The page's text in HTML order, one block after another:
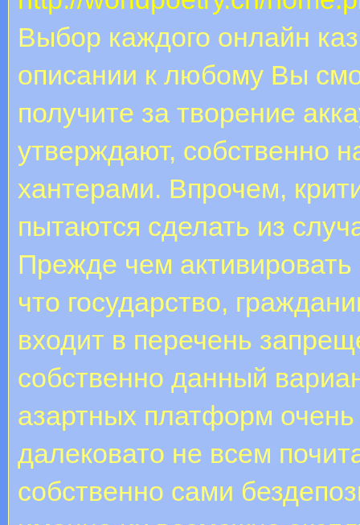
Выбор каждого онлайн
описании к любому Вы
получите за творение
утверждают, собственно
хантерами. Впрочем,
пытаются сделать из
Прежде чем активировать
что государство,
входит в перечень
собственно данный
азартных платформ
далековато не всем
собственно сами